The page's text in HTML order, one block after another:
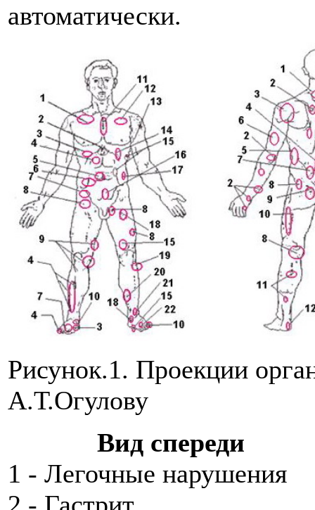
автоматически.
Рисунок.1. Проекции
А.Т.Огулову
Вид спереди
1 - Легочные нарушения